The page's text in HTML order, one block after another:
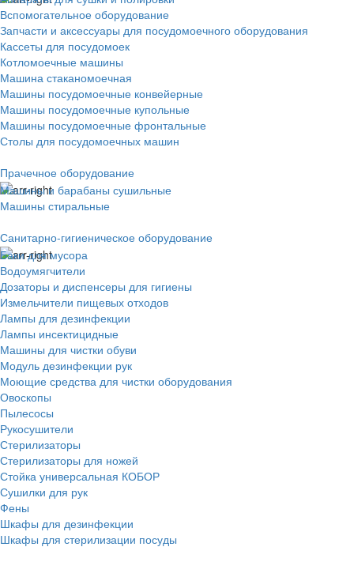
Вспомогательное оборудование
Запчасти и аксессуары для посудомоечного оборудования
Кассеты для посудомоек
Котломоечные машины
Машина стаканомоечная
Машины посудомоечные конвейерные
Машины посудомоечные купольные
Машины посудомоечные фронтальные
Столы для посудомоечных машин
Прачечное оборудование
Машины и барабаны сушильные
Машины стиральные
Санитарно-гигиеническое оборудование
Баки для мусора
Водоумягчители
Дозаторы и диспенсеры для гигиены
Измельчители пищевых отходов
Лампы для дезинфекции
Лампы инсектицидные
Машины для чистки обуви
Модуль дезинфекции рук
Моющие средства для чистки оборудования
Овоскопы
Пылесосы
Рукосушители
Стерилизаторы
Стерилизаторы для ножей
Стойка универсальная КОБОР
Сушилки для рук
Фены
Шкафы для дезинфекции
Шкафы для стерилизации посуды